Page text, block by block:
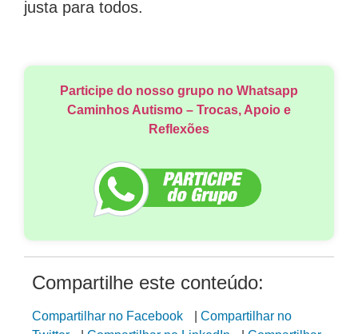
justa para todos.
Participe do nosso grupo no Whatsapp
Caminhos Autismo – Trocas, Apoio e
Reflexões
Compartilhe este conteúdo:
Compartilhar no Facebook | Compartilhar no